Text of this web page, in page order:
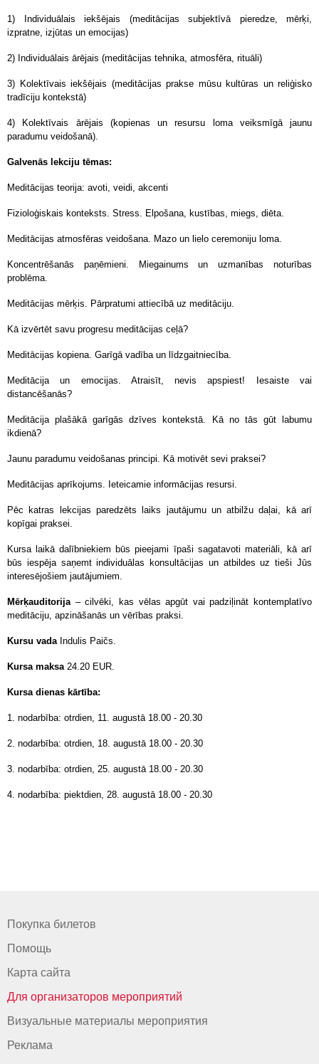
1) Individuālais iekšējais (meditācijas subjektīvā pieredze, mērķi,
izpratne, izjūtas un emocijas)
2) Individuālais ārējais (meditācijas tehnika, atmosfēra, rituāli)
3) Kolektīvais iekšējais (meditācijas prakse mūsu kultūras un reliģisko
tradīciju kontekstā)
4) Kolektīvais ārējais (kopienas un resursu loma veiksmīgā jaunu
paradumu veidošanā).
Galvenās lekciju tēmas:
Meditācijas teorija: avoti, veidi, akcenti
Fizioloģiskais konteksts. Stress. Elpošana, kustības, miegs, diēta.
Meditācijas atmosfēras veidošana. Mazo un lielo ceremoniju loma.
Koncentrēšanās paņēmieni. Miegainums un uzmanības noturības
problēma.
Meditācijas mērķis. Pārpratumi attiecībā uz meditāciju.
Kā izvērtēt savu progresu meditācijas ceļā?
Meditācijas kopiena. Garīgā vadība un līdzgaitniecība.
Meditācija un emocijas. Atraisīt, nevis apspiest! Iesaiste vai
distancēšanās?
Meditācija plašākā garīgās dzīves kontekstā. Kā no tās gūt labumu
ikdienā?
Jaunu paradumu veidošanas principi. Kā motivēt sevi praksei?
Meditācijas aprīkojums. Ieteicamie informācijas resursi.
Pēc katras lekcijas paredzēts laiks jautājumu un atbilžu daļai, kā arī
kopīgai praksei.
Kursa laikā dalībniekiem būs pieejami īpaši sagatavoti materiāli, kā arī
būs iespēja saņemt individuālas konsultācijas un atbildes uz tieši Jūs
interesējošiem jautājumiem.
Mērķauditorija – cilvēki, kas vēlas apgūt vai padziļināt kontemplatīvo
meditāciju, apzināšanās un vērības praksi.
Kursu vada Indulis Paičs.
Kursa maksa24.20 EUR.
Kursa dienas kārtība:
1. nodarbība: otrdien, 11. augustā 18.00 - 20.30
2. nodarbība: otrdien, 18. augustā 18.00 - 20.30
3. nodarbība: otrdien, 25. augustā 18.00 - 20.30
4. nodarbība: piektdien, 28. augustā 18.00 - 20.30
Покупка билетов
Помощь
Карта сайта
Для организаторов мероприятий
Визуальные материалы мероприятия
Реклама